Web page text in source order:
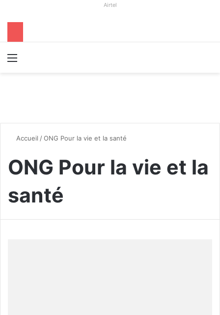
Airtel
Accueil /ONG Pour la vie et la santé
ONG Pour la vie et la
santé